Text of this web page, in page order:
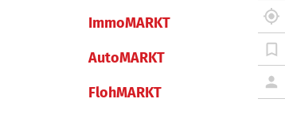
ImmoMARKT
AutoMARKT
FlohMARKT